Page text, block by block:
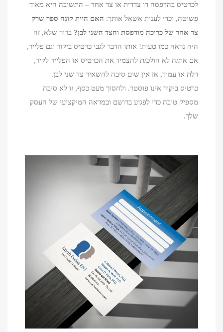
לכרטיס בהדפסה דו צדדית או צד אחד – התשובה היא מאוד
פשוטה, וכדי לענות אשאל אותך: האם היית קונה ספר שרק
צד אחד של כריכה מודפסת והצד השני לבן? ברור שלא, זה
היה נראה כמו טעות! אותו הדבר לגבי כרטיס ביקור וגם פלייר,
אם את/ה לא הולכ/ת להצמיד את הכרטיס או הפלייר לקיר,
דלת או עמוד, אז אין שום סיבה להשאיר צד שני לבן.
כרטיס ביקור אינו פוסטר. ולחסוך מעט כסף, זו לא סיבה
מספיק טובה כדי לפגוע ברושם ובמראה המיקצועי של העסק
שלך.